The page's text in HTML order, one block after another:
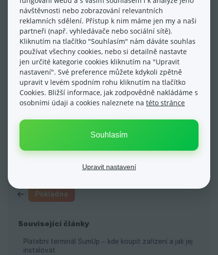
Pokladna
Související články
Platební terminál SumUp – kde koupit zařízení a jak jej
instalovat
Aktualizováno dne: 17/05/2024
Ano Ne
návštěvnosti nebo zobrazování relevantních
reklamních sdělení. Přístup k nim máme jen my a naši
partneři (např. vyhledávače nebo sociální sítě).
Kliknutím na tlačítko "Souhlasím" nám dáváte souhlas
používat všechny cookies, nebo si detailně nastavte
jen určité kategorie cookies kliknutím na "Upravit
nastavení". Své preference můžete kdykoli zpětně
upravit v levém spodním rohu kliknutím na tlačítko
Cookies. Bližší informace, jak zodpovědně nakládáme s
osobními údaji a cookies naleznete na této stránce
Souhlasím
Upravit nastavení